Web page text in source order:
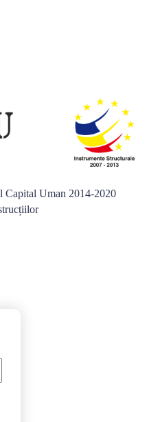
Capital Uman 2014-2020